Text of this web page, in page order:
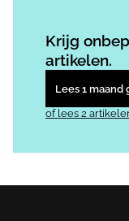
Krijg
artikelen.
Lees 1 maand
of lees 2